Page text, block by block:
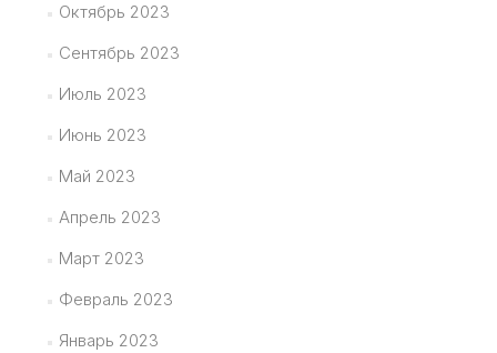
Октябрь 2023
Сентябрь 2023
Июль 2023
Июнь 2023
Май 2023
Апрель 2023
Март 2023
Февраль 2023
Январь 2023